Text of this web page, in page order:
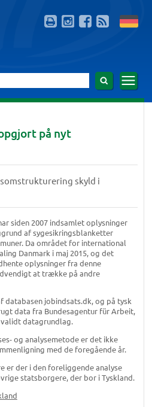
på nyt
skyld i
siden 2007 indsamlet oplysninger
af sygesikringsblanketter
Da området for international
Danmark i maj 2015, og det
oplysninger fra denne
at trække på andre
databasen jobindsats.dk, og på tysk
data fra Bundesagentur für Arbeit,
datagrundlag.
og analysemetode er det ikke
med de foregående år.
er der i den foreliggende analyse
statsborgere, der bor i Tyskland.